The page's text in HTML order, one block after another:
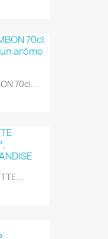
70cl...